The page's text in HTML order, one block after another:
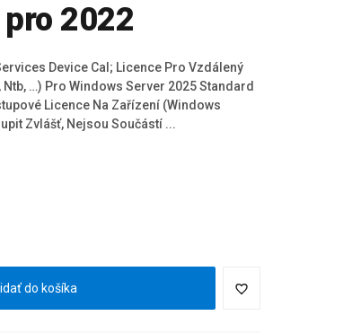
2022
Device Cal; Licence Pro Vzdálený
…) Pro Windows Server 2025 Standard
Licence Na Zařízení (Windows
Zvlášť, Nejsou Součástí ...
do košíka